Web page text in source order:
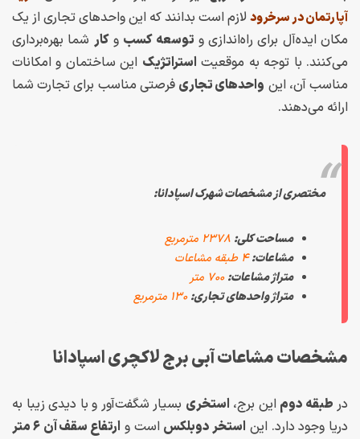
آپارتمان در سرخرود لازم است بدانند که این واحدهای تجاری از یک
مکان ایده‌آل برای راه‌اندازی و توسعه کسب وکار شما بهره‌برداری
می‌کنند. با توجه به موقعیت استراتژیک این ساختمان و امکانات
مناسب آن، این واحدهای تجاری فرصتی مناسب برای تجارت شما
ارائه می‌دهند.
مختصری از مشخصات شهرک اسپادانا:
مساحت کلی: ۲۳۷۸ مترمربع
مشاعات: ۴ طبقه مشاعات
متراژ مشاعات: ۷۰۰ متر
متراژ واحدهای تجاری: ۱۳۰ مترمربع
مشخصات مشاعات آبی برج لاکچری اسپادانا
در طبقه دوم این برج، استخری بسیار شگفت‌آور و با دیدی زیبا به
دریا وجود دارد. این استخر دوبلکس است و ارتفاع سقف آن ۶ متر